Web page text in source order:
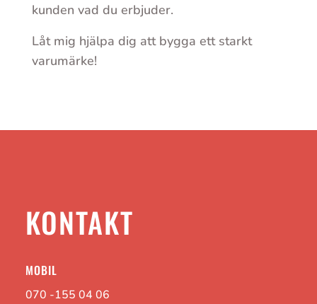
kunden vad du erbjuder.
Låt mig hjälpa dig att bygga ett starkt
varumärke!
KONTAKT
MOBIL
070 -155 04 06